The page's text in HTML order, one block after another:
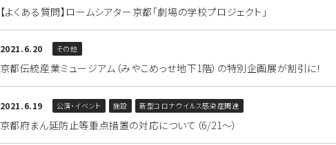
【よくある質問】ロームシアター京都「劇場の学校プロジェクト」
2021.6.20 その他
京都伝統産業ミュージアム（みやこめっせ地下1階）の特別企画展が割引に！
2021.6.19 公演・イベント 施設 新型コロナウイルス感染症関連
京都府まん延防止等重点措置の対応について（6/21～）